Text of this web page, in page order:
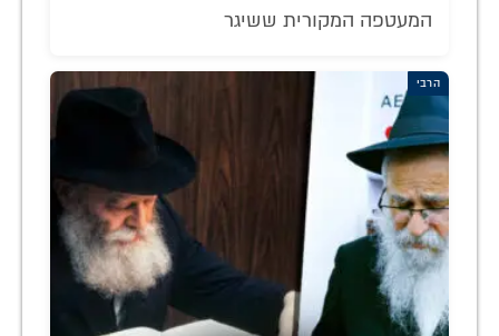
המעטפה המקורית ששיגר
הרבי